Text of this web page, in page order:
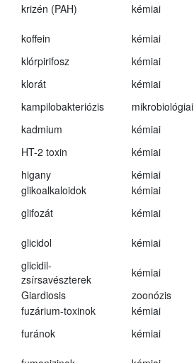
krizén (PAH) kémiai
koffein
kémiai
klórpirifosz
kémiai
klorát
kémiai
kampilobakteriózis
mikrobiológiai
kadmium
kémiai
HT-2 toxin
kémiai
higany
kémiai
glikoalkaloidok
kémiai
glifozát
kémiai
glicidol
kémiai
glicidil-
zsírsavészterek
kémiai
Giardiosis
zoonózis
fuzárium-toxinok
kémiai
furánok
kémiai